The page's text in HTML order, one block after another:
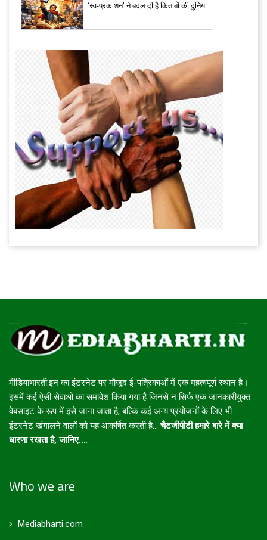
‘स्व-प्रकाशन’ ने बदल दी है किताबों की दुनिया...
मीडियाभारती.इन का इंटरनेट पर मौजूद ई-पत्रिकाओं में एक महत्वपूर्ण स्थान है।
इसमें कई ऐसी सेवाओं का समावेश किया गया है जिनसे न सिर्फ एक जानकारीयुक्त
वेबसाइट के रूप में इसे जाना जाता है, बल्कि कई अन्य प्रयोजनों के लिए भी
इंटरनेट खंगालने वालों को यह आकर्षित करती है... चैटजीपीटी हमारे बारे में क्या
धारणा रखता है, जानिए....
Who we are
Mediabharti.com